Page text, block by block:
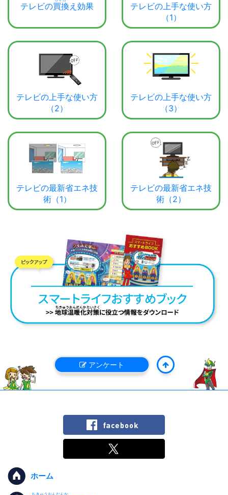
テレビの買換 え効果
テレビの上手な使い方
（1）
テレビの上手な使い方
（2）
テレビの上手な使い方
（3）
テレビの最新省エネ技
術（1）
テレビの最新省エネ技
術（2）
アンケート
ホーム